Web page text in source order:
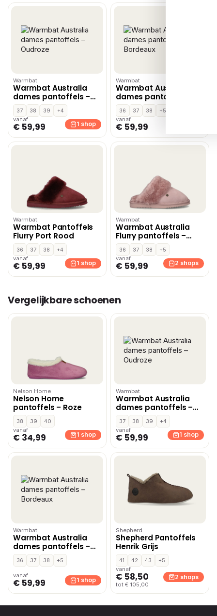
Warmbat
Warmbat Australia
dames pantoffels –
Oudroze
37 38 39
+4
vanaf
€ 59,99 1 shop
Warmbat
Warmbat Australia
dames pantoffels –
Bordeaux
36 37 38
+5
vanaf
€ 59,99
Warmbat
Warmbat Pantoffels
Flurry Port Rood
36 37 38
+4
vanaf
€ 59,99 1 shop
Warmbat
Warmbat Australia
Flurry pantoffels –
Roze
36 37 38
+5
vanaf
€ 59,99 2 shops
Vergelijkbare schoenen
Nelson Home
Nelson Home
pantoffels – Roze
38 39
40
vanaf
€ 34,99 1 shop
Warmbat
Warmbat Australia
dames pantoffels –
Oudroze
37 38 39
+4
vanaf
€ 59,99 1 shop
Warmbat
Warmbat Australia
dames pantoffels –
Bordeaux
36 37 38 +5
vanaf
€ 59,99 1 shop
Shepherd
Shepherd Pantoffels
Henrik Grijs
41 42 43
+5
vanaf
€ 58,50
tot € 105,00
2 shops